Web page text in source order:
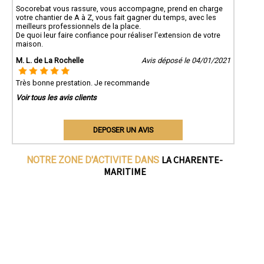
Socorebat vous rassure, vous accompagne, prend en charge
votre chantier de A à Z, vous fait gagner du temps, avec les
meilleurs professionnels de la place.
De quoi leur faire confiance pour réaliser l'extension de votre
maison.
M. L. de La Rochelle
Avis déposé le 04/01/2021
Très bonne prestation. Je recommande
Voir tous les avis clients
DEPOSER UN AVIS
NOTRE ZONE D'ACTIVITE DANS LA CHARENTE-
MARITIME